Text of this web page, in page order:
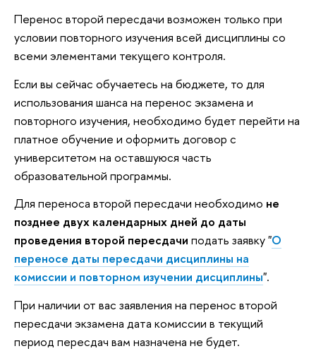
Перенос второй пересдачи возможен только при
условии повторного изучения всей дисциплины со
всеми элементами текущего контроля.
Если вы сейчас обучаетесь на бюджете, то для
использования шанса на перенос экзамена и
повторного изучения, необходимо будет перейти на
платное обучение и оформить договор с
университетом на оставшуюся часть
образовательной программы.
Для переноса второй пересдачи необходимо не
позднее двух календарных дней до даты
проведения второй пересдачи подать заявку "О
переносе даты пересдачи дисциплины на
комиссии и повторном изучении дисциплины".
При наличии от вас заявления на перенос второй
пересдачи экзамена дата комиссии в текущий
период пересдач вам назначена не будет.